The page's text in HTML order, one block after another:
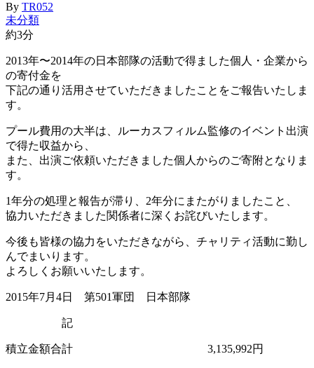
By TR052
未分類
約3分
2013年〜2014年の日本部隊の活動で得ました個人・企業から
の寄付金を
下記の通り活用させていただきましたことをご報告いたしま
す。
プール費用の大半は、ルーカスフィルム監修のイベント出演
で得た収益から、
また、出演ご依頼いただきました個人からのご寄附となりま
す。
1年分の処理と報告が滞り、2年分にまたがりましたこと、
協力いただきました関係者に深くお詫びいたします。
今後も皆様の協力をいただきながら、チャリティ活動に勤し
んでまいります。
よろしくお願いいたします。
2015年7月4日 第501軍団 日本部隊
記
積立金額合計 3,135,992円